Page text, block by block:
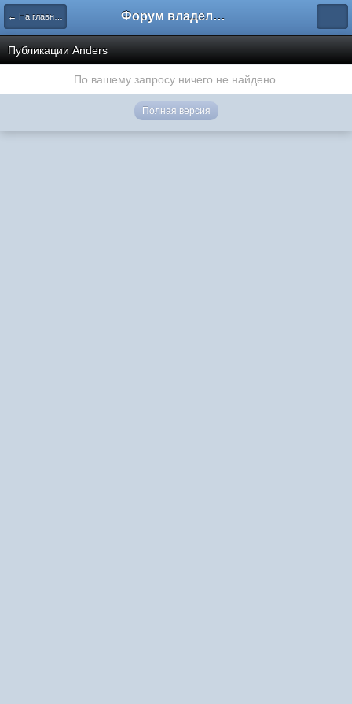
← На главную Форум владельцев интернет-магазинов
Публикации Anders
По вашему запросу ничего не найдено.
Полная версия